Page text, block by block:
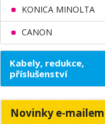
KONICA MINOLTA
CANON
Kabely, redukce,
příslušenství
Novinky e-mailem